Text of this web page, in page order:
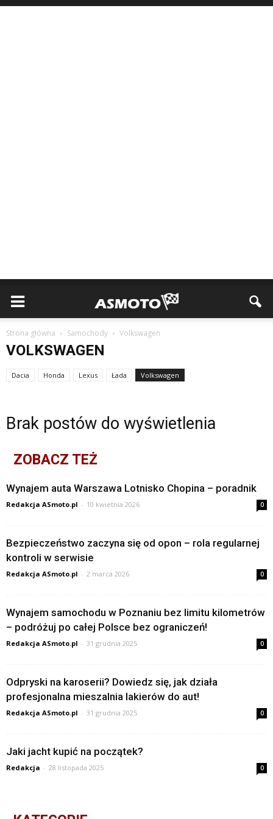
Strona główna Samochody Volkswagen
VOLKSWAGEN
Dacia Honda Lexus Łada Volkswagen
Brak postów do wyświetlenia
ZOBACZ TEŻ
Wynajem auta Warszawa Lotnisko Chopina – poradnik
Redakcja ASmoto.pl - 10 kwietnia 2026 0
Bezpieczeństwo zaczyna się od opon – rola regularnej
kontroli w serwisie
Redakcja ASmoto.pl - 2 marca 2026 0
Wynajem samochodu w Poznaniu bez limitu kilometrów
– podróżuj po całej Polsce bez ograniczeń!
Redakcja ASmoto.pl - 31 grudnia 2025 0
Odpryski na karoserii? Dowiedz się, jak działa
profesjonalna mieszalnia lakierów do aut!
Redakcja ASmoto.pl - 31 grudnia 2025 0
Jaki jacht kupić na początek?
Redakcja - 28 listopada 2025 0